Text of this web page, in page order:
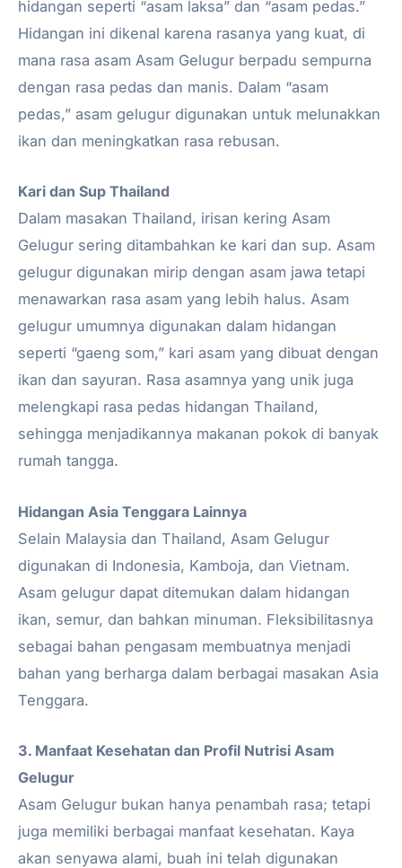
hidangan seperti “asam laksa” dan “asam pedas.”
Hidangan ini dikenal karena rasanya yang kuat, di
mana rasa asam Asam Gelugur berpadu sempurna
dengan rasa pedas dan manis. Dalam “asam
pedas,” asam gelugur digunakan untuk melunakkan
ikan dan meningkatkan rasa rebusan.
Kari dan Sup Thailand
Dalam masakan Thailand, irisan kering Asam
Gelugur sering ditambahkan ke kari dan sup. Asam
gelugur digunakan mirip dengan asam jawa tetapi
menawarkan rasa asam yang lebih halus. Asam
gelugur umumnya digunakan dalam hidangan
seperti “gaeng som,” kari asam yang dibuat dengan
ikan dan sayuran. Rasa asamnya yang unik juga
melengkapi rasa pedas hidangan Thailand,
sehingga menjadikannya makanan pokok di banyak
rumah tangga.
Hidangan Asia Tenggara Lainnya
Selain Malaysia dan Thailand, Asam Gelugur
digunakan di Indonesia, Kamboja, dan Vietnam.
Asam gelugur dapat ditemukan dalam hidangan
ikan, semur, dan bahkan minuman. Fleksibilitasnya
sebagai bahan pengasam membuatnya menjadi
bahan yang berharga dalam berbagai masakan Asia
Tenggara.
3. Manfaat Kesehatan dan Profil Nutrisi Asam
Gelugur
Asam Gelugur bukan hanya penambah rasa; tetapi
juga memiliki berbagai manfaat kesehatan. Kaya
akan senyawa alami, buah ini telah digunakan